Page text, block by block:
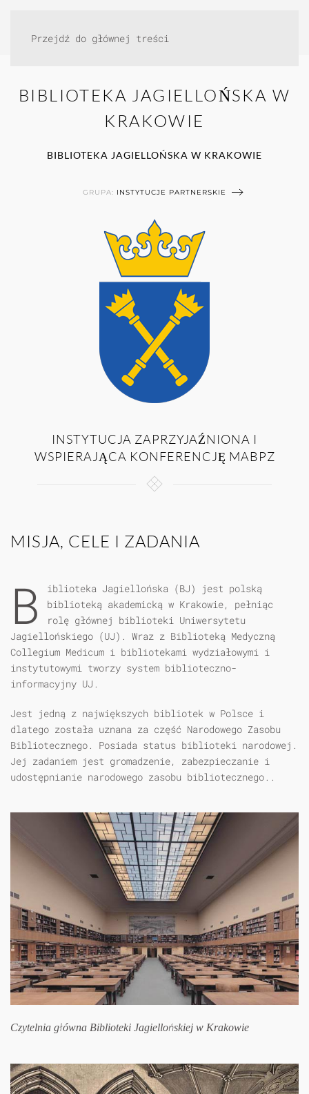
Przejdź do głównej treści
BIBLIOTEKA JAGIELLOŃSKA W
KRAKOWIE
BIBLIOTEKA JAGIELLOŃSKA W KRAKOWIE
GRUPA: INSTYTUCJE PARTNERSKIE
INSTYTUCJA ZAPRZYJAŹNIONA I
WSPIERAJĄCA KONFERENCJĘ MABPZ
MISJA, CELE I ZADANIA
B
iblioteka Jagiellońska (BJ) jest polską
biblioteką akademicką w Krakowie, pełniąc
rolę głównej biblioteki Uniwersytetu
Jagiellońskiego (UJ). Wraz z Biblioteką Medyczną
Collegium Medicum i bibliotekami wydziałowymi i
instytutowymi tworzy system biblioteczno-
informacyjny UJ.
Jest jedną z największych bibliotek w Polsce i
dlatego została uznana za część Narodowego Zasobu
Bibliotecznego. Posiada status biblioteki narodowej.
Jej zadaniem jest gromadzenie, zabezpieczanie i
udostępnianie narodowego zasobu bibliotecznego..
Czytelnia główna Biblioteki Jagiellońskiej w Krakowie